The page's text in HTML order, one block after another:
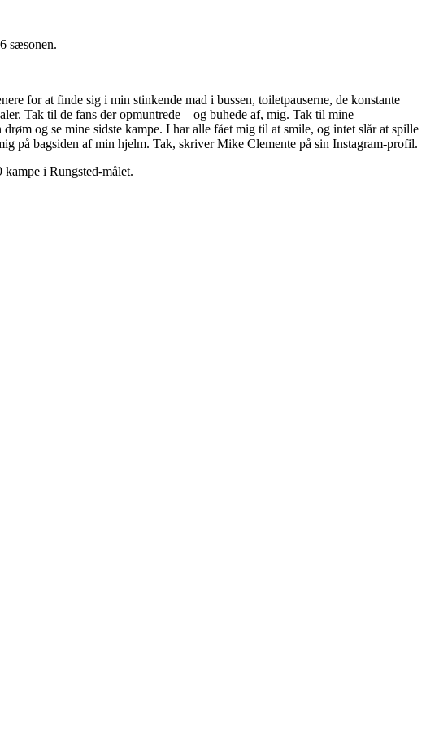
sæsonen.
for at finde sig i min stinkende mad i bussen, toiletpauserne, de konstante
Tak til de fans der opmuntrede – og buhede af, mig. Tak til mine
og se mine sidste kampe. I har alle fået mig til at smile, og intet slår at spille
på bagsiden af min hjelm. Tak, skriver Mike Clemente på sin Instagram-profil.
i Rungsted-målet.